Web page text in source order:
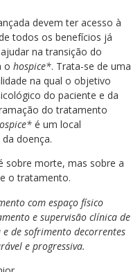
devem ter acesso à
todos os benefícios já
na transição do
o hospice*. Trata-se de uma
na qual o objetivo
do paciente e da
do tratamento
é um local
doença.
sobre morte, mas sobre a
o tratamento.
com espaço físico
e supervisão clínica de
de sofrimento decorrentes
e progressiva.